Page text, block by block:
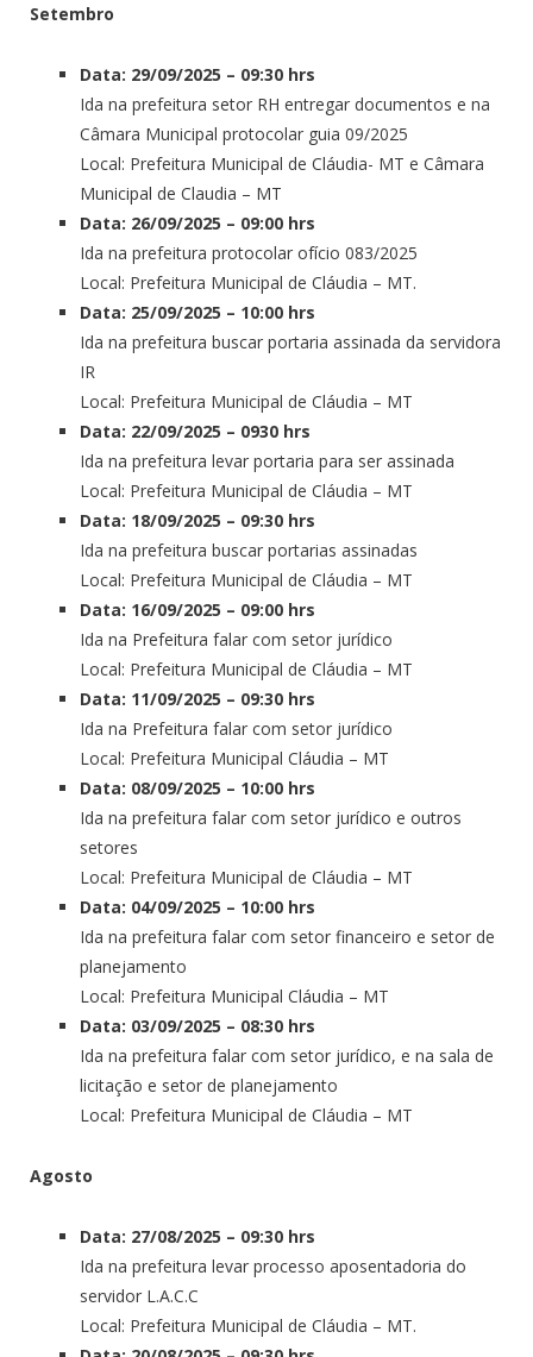
Setembro
Data: 29/09/2025 – 09:30 hrs
Ida na prefeitura setor RH entregar documentos e na
Câmara Municipal protocolar guia 09/2025
Local: Prefeitura Municipal de Cláudia- MT e Câmara
Municipal de Claudia – MT
Data: 26/09/2025 – 09:00 hrs
Ida na prefeitura protocolar ofício 083/2025
Local: Prefeitura Municipal de Cláudia – MT.
Data: 25/09/2025 – 10:00 hrs
Ida na prefeitura buscar portaria assinada da servidora
IR
Local: Prefeitura Municipal de Cláudia – MT
Data: 22/09/2025 – 0930 hrs
Ida na prefeitura levar portaria para ser assinada
Local: Prefeitura Municipal de Cláudia – MT
Data: 18/09/2025 – 09:30 hrs
Ida na prefeitura buscar portarias assinadas
Local: Prefeitura Municipal de Cláudia – MT
Data: 16/09/2025 – 09:00 hrs
Ida na Prefeitura falar com setor jurídico
Local: Prefeitura Municipal de Cláudia – MT
Data: 11/09/2025 – 09:30 hrs
Ida na Prefeitura falar com setor jurídico
Local: Prefeitura Municipal Cláudia – MT
Data: 08/09/2025 – 10:00 hrs
Ida na prefeitura falar com setor jurídico e outros
setores
Local: Prefeitura Municipal de Cláudia – MT
Data: 04/09/2025 – 10:00 hrs
Ida na prefeitura falar com setor financeiro e setor de
planejamento
Local: Prefeitura Municipal Cláudia – MT
Data: 03/09/2025 – 08:30 hrs
Ida na prefeitura falar com setor jurídico, e na sala de
licitação e setor de planejamento
Local: Prefeitura Municipal de Cláudia – MT
Agosto
Data: 27/08/2025 – 09:30 hrs
Ida na prefeitura levar processo aposentadoria do
servidor L.A.C.C
Local: Prefeitura Municipal de Cláudia – MT.